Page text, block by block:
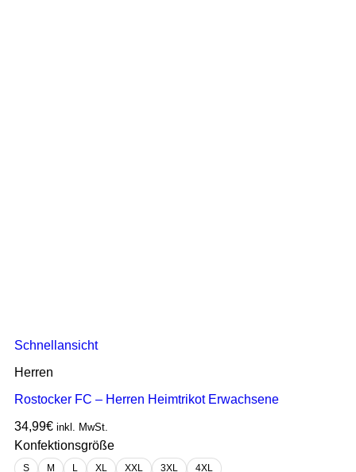
Schnellansicht
Herren
Rostocker FC – Herren Heimtrikot Erwachsene
34,99€ inkl. MwSt.
Konfektionsgröße
S M L XL XXL 3XL 4XL